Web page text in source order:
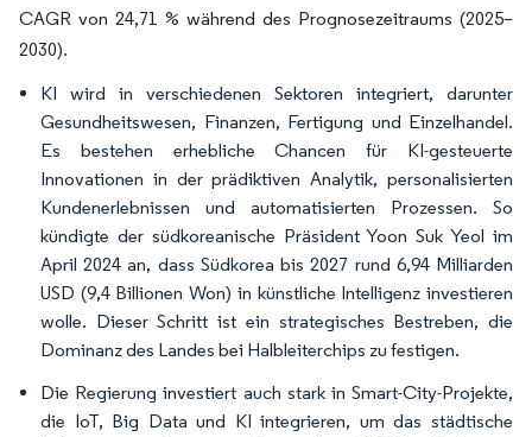
CAGR von 24,71 % während des Prognosezeitraums (2025–
2030).
KI wird in verschiedenen Sektoren integriert, darunter
Gesundheitswesen, Finanzen, Fertigung und Einzelhandel.
Es bestehen erhebliche Chancen für KI-gesteuerte
Innovationen in der prädiktiven Analytik, personalisierten
Kundenerlebnissen und automatisierten Prozessen. So
kündigte der südkoreanische Präsident Yoon Suk Yeol im
April 2024 an, dass Südkorea bis 2027 rund 6,94 Milliarden
USD (9,4 Billionen Won) in künstliche Intelligenz investieren
wolle. Dieser Schritt ist ein strategisches Bestreben, die
Dominanz des Landes bei Halbleiterchips zu festigen.
Die Regierung investiert auch stark in Smart-City-Projekte,
die IoT, Big Data und KI integrieren, um das städtische